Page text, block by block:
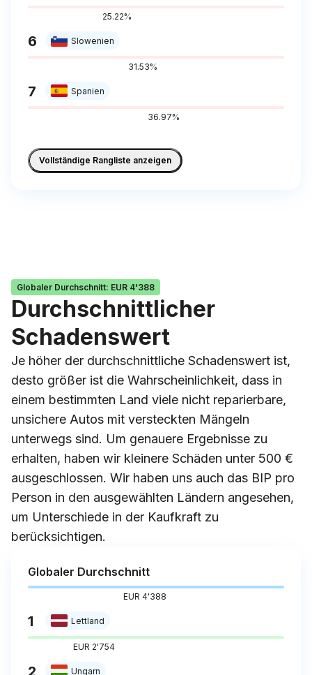
25.22%
6 Slowenien
31.53%
7 Spanien
36.97%
Vollständige Rangliste anzeigen
Globaler Durchschnitt: EUR 4'388
Durchschnittlicher
Schadenswert
Je höher der durchschnittliche Schadenswert ist,
desto größer ist die Wahrscheinlichkeit, dass in
einem bestimmten Land viele nicht reparierbare,
unsichere Autos mit versteckten Mängeln
unterwegs sind. Um genauere Ergebnisse zu
erhalten, haben wir kleinere Schäden unter 500 €
ausgeschlossen. Wir haben uns auch das BIP pro
Person in den ausgewählten Ländern angesehen,
um Unterschiede in der Kaufkraft zu
berücksichtigen.
Globaler Durchschnitt
EUR 4'388
1 Lettland
EUR 2'754
2 Ungarn